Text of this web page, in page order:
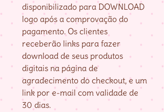
disponibilizado para DOWNLOAD
logo após a comprovação do
pagamento. Os clientes
receberão links para fazer
download de seus produtos
digitais na página de
agradecimento do checkout, e um
link por e-mail com validade de
30 dias.